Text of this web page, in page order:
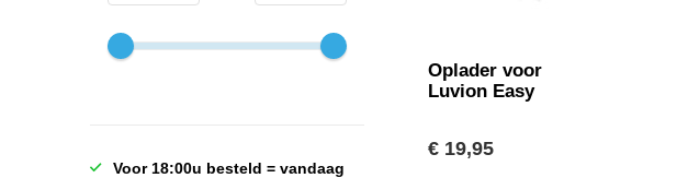
Oplader voor
Luvion Easy
€ 19,95
Voor 18:00u besteld = vandaag